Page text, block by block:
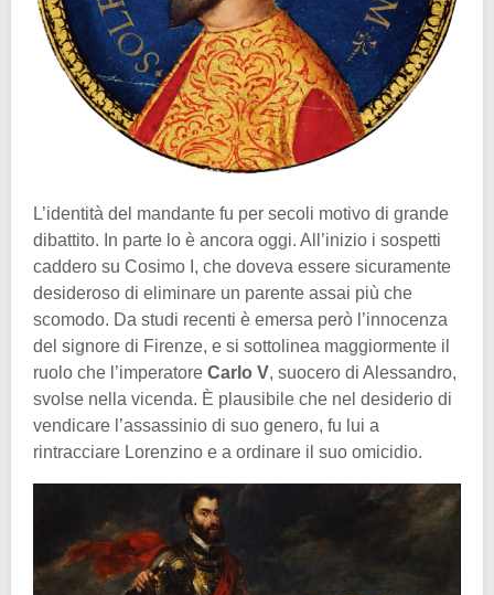
L’identità del mandante fu per secoli motivo di grande
dibattito. In parte lo è ancora oggi. All’inizio i sospetti
caddero su Cosimo I, che doveva essere sicuramente
desideroso di eliminare un parente assai più che
scomodo. Da studi recenti è emersa però l’innocenza
del signore di Firenze, e si sottolinea maggiormente il
ruolo che l’imperatore Carlo V, suocero di Alessandro,
svolse nella vicenda. È plausibile che nel desiderio di
vendicare l’assassinio di suo genero, fu lui a
rintracciare Lorenzino e a ordinare il suo omicidio.